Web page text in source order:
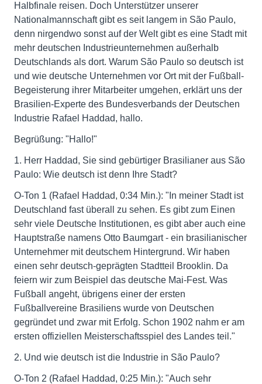
Halbfinale reisen. Doch Unterstützer unserer
Nationalmannschaft gibt es seit langem in São Paulo,
denn nirgendwo sonst auf der Welt gibt es eine Stadt mit
mehr deutschen Industrieunternehmen außerhalb
Deutschlands als dort. Warum São Paulo so deutsch ist
und wie deutsche Unternehmen vor Ort mit der Fußball-
Begeisterung ihrer Mitarbeiter umgehen, erklärt uns der
Brasilien-Experte des Bundesverbands der Deutschen
Industrie Rafael Haddad, hallo.
Begrüßung: "Hallo!"
1. Herr Haddad, Sie sind gebürtiger Brasilianer aus São
Paulo: Wie deutsch ist denn Ihre Stadt?
O-Ton 1 (Rafael Haddad, 0:34 Min.): "In meiner Stadt ist
Deutschland fast überall zu sehen. Es gibt zum Einen
sehr viele Deutsche Institutionen, es gibt aber auch eine
Hauptstraße namens Otto Baumgart - ein brasilianischer
Unternehmer mit deutschem Hintergrund. Wir haben
einen sehr deutsch-geprägten Stadtteil Brooklin. Da
feiern wir zum Beispiel das deutsche Mai-Fest. Was
Fußball angeht, übrigens einer der ersten
Fußballvereine Brasiliens wurde von Deutschen
gegründet und zwar mit Erfolg. Schon 1902 nahm er am
ersten offiziellen Meisterschaftsspiel des Landes teil."
2. Und wie deutsch ist die Industrie in São Paulo?
O-Ton 2 (Rafael Haddad, 0:25 Min.): "Auch sehr